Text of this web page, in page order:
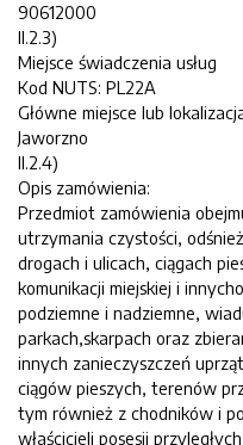
90612000
II.2.3)
Miejsce świadczenia usług
Kod NUTS: PL22A
Główne miejsce lub
Jaworzno
II.2.4)
Opis zamówienia:
Przedmiot zamówienia
utrzymania czystości,
drogach i ulicach, ciągach
komunikacji miejskiej i
podziemne i nadziemne,
parkach,skarpach oraz
innych zanieczyszczeń
ciągów pieszych, terenów
tym również z chodników i
właścicieli posesji